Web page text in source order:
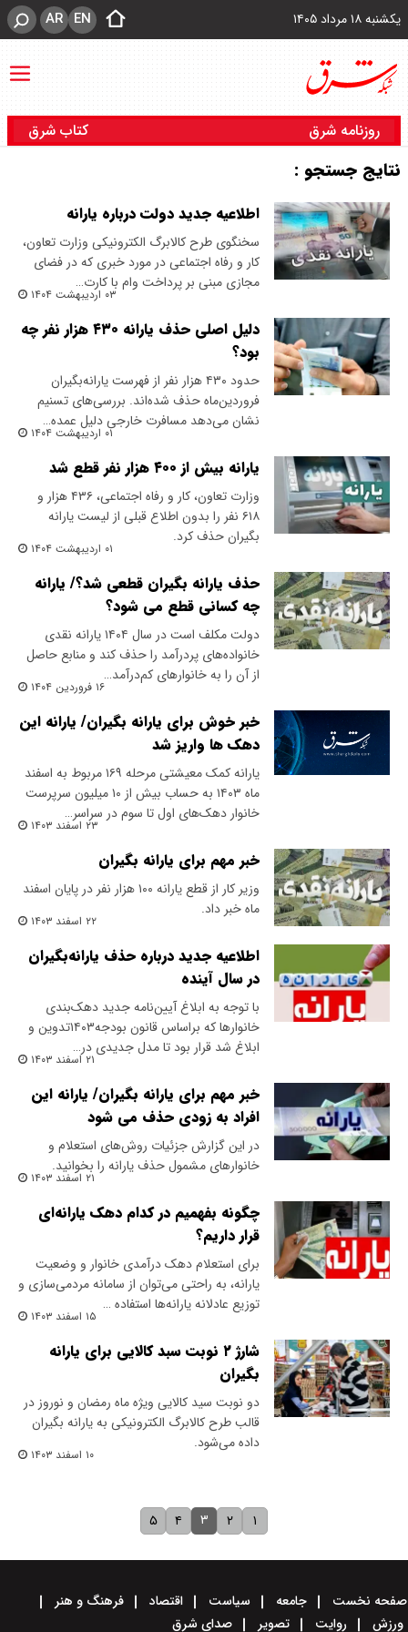
یکشنبه ۱۸ مرداد ۱۴۰۵ EN
AR
روزنامه شرق کتاب شرق
نتایج جستجو :
اطلاعیه جدید دولت درباره یارانه
سخنگوی طرح کالابرگ الکترونیکی وزارت تعاون،
کار و رفاه اجتماعی در مورد خبری که در فضای
مجازی مبنی بر پرداخت وام با کارت…
۰۳ اردیبهشت ۱۴۰۴
دلیل اصلی حذف یارانه ۴۳۰ هزار نفر چه
بود؟
حدود ۴۳۰ هزار نفر از فهرست یارانه‌بگیران
فروردین‌ماه حذف شده‌اند. بررسی‌های تسنیم
نشان می‌دهد مسافرت خارجی دلیل عمده…
۰۱ اردیبهشت ۱۴۰۴
یارانه بیش از ۴۰۰ هزار نفر قطع شد
وزارت تعاون، کار و رفاه اجتماعی، ۴۳۶ هزار و
۶۱۸ نفر را بدون اطلاع قبلی از لیست یارانه
بگیران حذف کرد.
۰۱ اردیبهشت ۱۴۰۴
حذف یارانه بگیران قطعی شد؟/ یارانه
چه کسانی قطع می شود؟
دولت مکلف است در سال ۱۴۰۴ یارانه نقدی
خانواده‌های پردرآمد را حذف کند و منابع حاصل
از آن را به خانوارهای کم‌درآمد…
۱۶ فروردین ۱۴۰۴
خبر خوش برای یارانه بگیران/ یارانه این
دهک ها واریز شد
یارانه کمک معیشتی مرحله ١۶۹ مربوط به اسفند
ماه ۱۴۰۳ به حساب بیش از ۱۰ میلیون سرپرست
خانوار دهک‌های اول تا سوم در سراسر…
۲۳ اسفند ۱۴۰۳
خبر مهم برای یارانه بگیران
وزیر کار از قطع یارانه ۱۰۰ هزار نفر در پایان اسفند
ماه خبر داد.
۲۲ اسفند ۱۴۰۳
اطلاعیه جدید درباره حذف یارانه‌بگیران
در سال آینده
با توجه به ابلاغ آیین‌نامه جدید دهک‌بندی
خانوارها که براساس قانون بودجه۱۴۰۳تدوین و
ابلاغ شد قرار بود تا مدل جدیدی در…
۲۱ اسفند ۱۴۰۳
خبر مهم برای یارانه بگیران/ یارانه این
افراد به زودی حذف می شود
در این گزارش جزئیات روش‌های استعلام و
خانوارهای مشمول حذف یارانه را بخوانید.
۲۱ اسفند ۱۴۰۳
چگونه بفهمیم در کدام دهک یارانه‌ای
قرار داریم؟
برای استعلام دهک درآمدی خانوار و وضعیت
یارانه، به راحتی می‌توان از سامانه مردمی‌سازی و
توزیع عادلانه یارانه‌ها استفاده …
۱۵ اسفند ۱۴۰۳
شارژ ۲ نوبت سبد کالایی برای یارانه
بگیران
دو نوبت سید کالایی ویژه ماه رمضان و نوروز در
قالب طرح کالابرگ الکترونیکی به یارانه بگیران
داده می‌شود.
۱۰ اسفند ۱۴۰۳
۱ ۲ ۳ ۴ ۵
صفحه نخست جامعه سیاست اقتصاد
فرهنگ و هنر
ورزش
روایت تصویر صدای شرق